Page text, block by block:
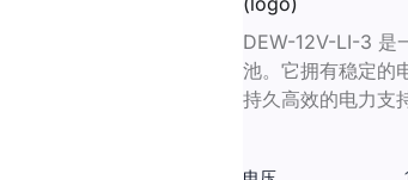
DEW-12V-LI-3 是
池。它拥有稳定的
持久高效的电力支